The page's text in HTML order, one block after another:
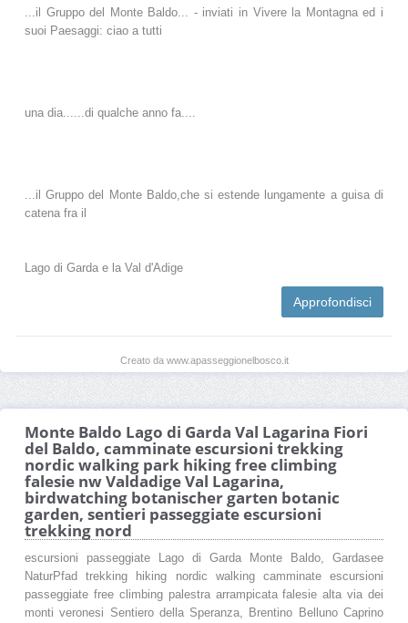
...il Gruppo del Monte Baldo... - inviati in Vivere la Montagna ed i
suoi Paesaggi: ciao a tutti
una dia......di qualche anno fa....
...il Gruppo del Monte Baldo,che si estende lungamente a guisa di
catena fra il
Lago di Garda e la Val d'Adige
Approfondisci
Creato da www.apasseggionelbosco.it
Monte Baldo Lago di Garda Val Lagarina Fiori
del Baldo, camminate escursioni trekking
nordic walking park hiking free climbing
falesie nw Valdadige Val Lagarina,
birdwatching botanischer garten botanic
garden, sentieri passeggiate escursioni
trekking nord
escursioni passeggiate Lago di Garda Monte Baldo, Gardasee
NaturPfad trekking hiking nordic walking camminate escursioni
passeggiate free climbing palestra arrampicata falesie alta via dei
monti veronesi Sentiero della Speranza, Brentino Belluno Caprino